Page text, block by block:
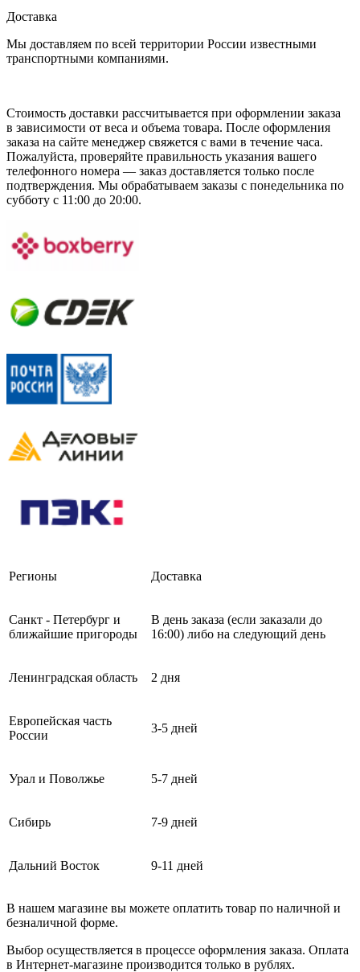
Доставка
Мы доставляем по всей территории России известными
транспортными компаниями.
Стоимость доставки рассчитывается при оформлении заказа
в зависимости от веса и объема товара. После оформления
заказа на сайте менеджер свяжется с вами в течение часа.
Пожалуйста, проверяйте правильность указания вашего
телефонного номера — заказ доставляется только после
подтверждения. Мы обрабатываем заказы с понедельника по
субботу с 11:00 до 20:00.
Регионы Доставка
Санкт - Петербург и
ближайшие пригороды
В день заказа (если заказали до
16:00) либо на следующий день
Ленинградская область 2 дня
Европейская часть
России
3-5 дней
Урал и Поволжье 5-7 дней
Сибирь 7-9 дней
Дальний Восток 9-11 дней
В нашем магазине вы можете оплатить товар по наличной и
безналичной форме.
Выбор осуществляется в процессе оформления заказа. Оплата
в Интернет-магазине производится только в рублях.